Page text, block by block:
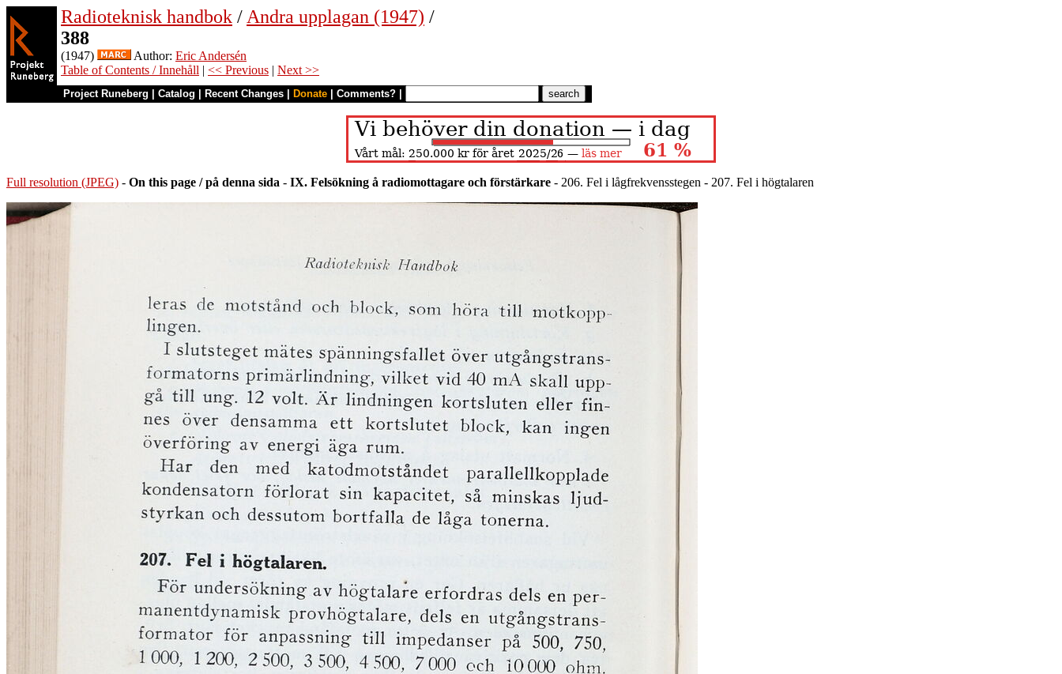
Radioteknisk handbok / Andra upplagan (1947) /
388
(1947) Author: Eric Andersén
Table of Contents / Innehåll | << Previous | Next >>
Project Runeberg Catalog Recent Changes Donate Comments?
Full resolution (JPEG) - On this page / på denna sida - IX. Felsökning å radiomottagare och förstärkare - 206. Fel i lågfrekvensstegen - 207. Fel i högtalaren